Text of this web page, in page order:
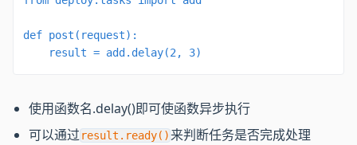
def post(request):
    result = add.delay(2, 3)
使用函数名.delay()即可使函数异步执行
可以通过 result.ready() 来判断任务是否完成处理